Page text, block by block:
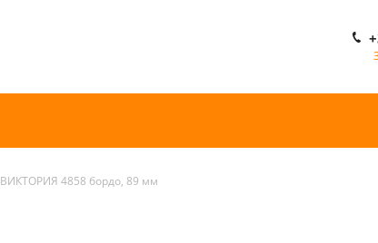
ВИКТОРИЯ 4858 бордо, 89 мм